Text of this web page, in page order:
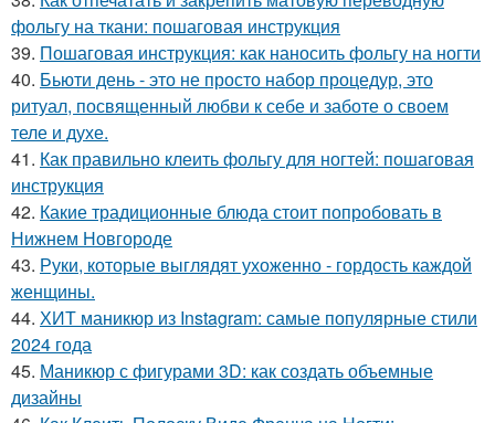
фольгу на ткани: пошаговая инструкция
39. Пошаговая инструкция: как наносить фольгу на ногти
40. Бьюти день - это не просто набор процедур, это
ритуал, посвященный любви к себе и заботе о своем
теле и духе.
41. Как правильно клеить фольгу для ногтей: пошаговая
инструкция
42. Какие традиционные блюда стоит попробовать в
Нижнем Новгороде
43. Руки, которые выглядят ухоженно - гордость каждой
женщины.
44. ХИТ маникюр из Instagram: самые популярные стили
2024 года
45. Маникюр с фигурами 3D: как создать объемные
дизайны